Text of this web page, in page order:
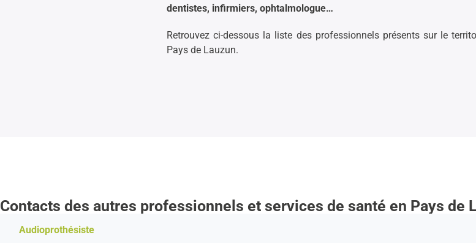
dentistes, infirmiers, ophtalmologue…
Retrouvez ci-dessous la liste des professionnels présents sur le
Pays de Lauzun.
Contacts des autres professionnels et services de santé en Pays de
Audioprothésiste